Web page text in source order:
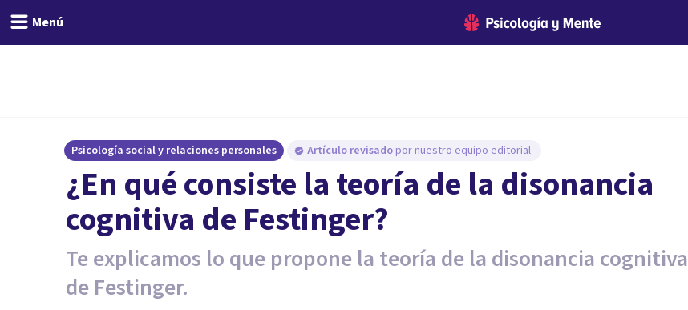
Menú
Psicología social y relaciones personales Artículo revisado por nuestro equipo editorial
¿En qué consiste la teoría de la disonancia
cognitiva de Festinger?
Te explicamos lo que propone la teoría de la disonancia cognitiva
de Festinger.